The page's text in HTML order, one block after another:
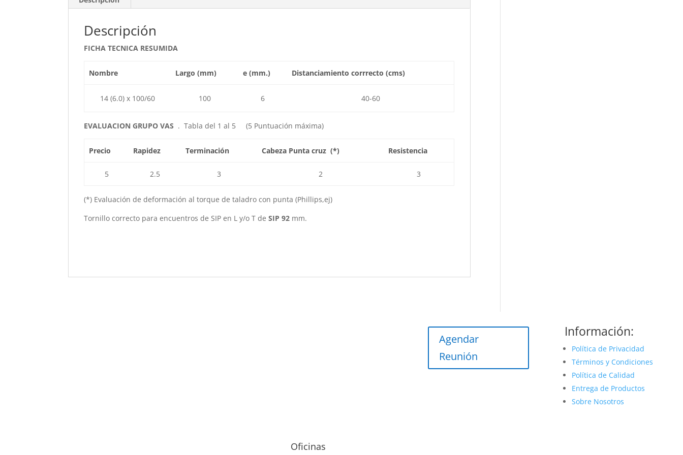
o n
Descripción
FICHA TECNICA RESUMIDA
Nombre Largo (mm) e (mm.) Distanciamiento corrrecto (cms)
14 (6.0) x 100/60 100 6 40-60
EVALUACION GRUPO VAS . Tabla del 1 al 5 (5 Puntuación máxima)
Precio Rapidez Terminación Cabeza Punta cruz (*) Resistencia
5 2.5 3 2 3
(*) Evaluación de deformación al torque de taladro con punta (Phillips,ej)
Tornillo correcto para encuentros de SIP en L y/o T de SIP 92 mm.
Oficinas
Agendar
Reunión
Información:
Política de Privacidad
Términos y Condiciones
Política de Calidad
Entrega de Productos
Sobre Nosotros